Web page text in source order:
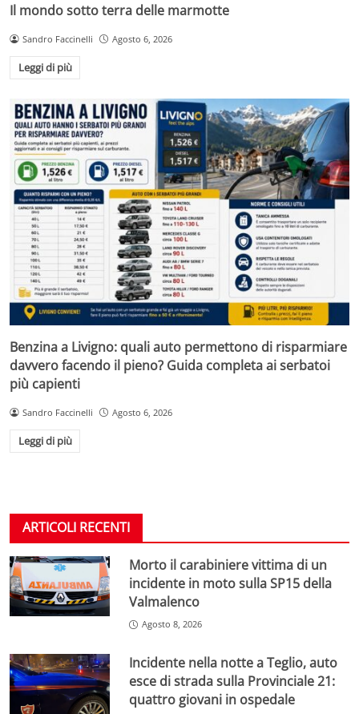
Il mondo sotto terra delle marmotte
Sandro Faccinelli Agosto 6, 2026
Leggi di più
Benzina a Livigno: quali auto permettono di risparmiare
davvero facendo il pieno? Guida completa ai serbatoi
più capienti
Sandro Faccinelli Agosto 6, 2026
Leggi di più
ARTICOLI RECENTI
Morto il carabiniere vittima di un
incidente in moto sulla SP15 della
Valmalenco
Agosto 8, 2026
Incidente nella notte a Teglio, auto
esce di strada sulla Provinciale 21:
quattro giovani in ospedale